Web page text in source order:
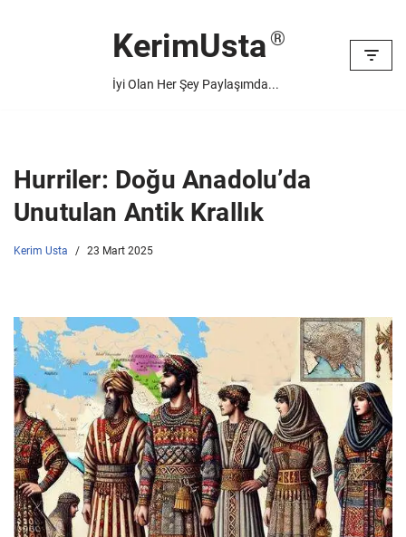
KerimUsta
İyi Olan Her Şey Paylaşımda...
Hurriler: Doğu Anadolu’da
Unutulan Antik Krallık
Kerim Usta 23 Mart 2025